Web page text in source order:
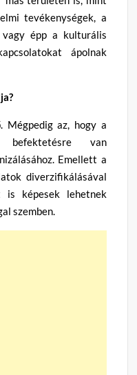
tevékenységek, a
épp a kulturális
ápolnak
Mégpedig az, hogy a
befektetésre van
Emellett a
diverzifikálásával
is képesek lehetnek
szemben.